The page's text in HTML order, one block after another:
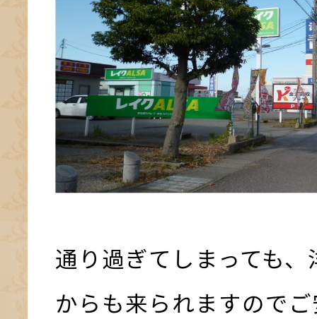
通り過ぎてしまっても
からも来られますので